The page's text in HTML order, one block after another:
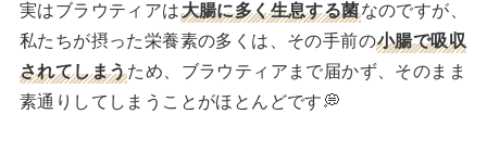
実はブラウティアは大腸に多く生息する菌なのですが、
私たちが摂った栄養素の多くは、その手前の小腸で吸収
されてしまうため、ブラウティアまで届かず、そのまま
素通りしてしまうことがほとんどです💭